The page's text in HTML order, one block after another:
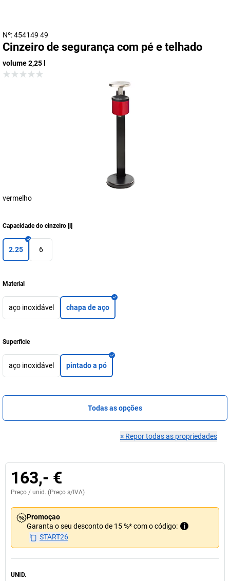
Nº: 454149 49
Cinzeiro de segurança com pé e telhado
volume 2,25 l
vermelho
Capacidade do cinzeiro [ ]
2.25 6
Material
aço inoxidável chapa de aço
Superfície
aço inoxidável pintado a pó
Todas as opções
× Repor todas as propriedades
163,- €
Preço / unid. (Preço s/IVA)
Promoçao
Garanta o seu desconto de 15 %* com o código:
i
START26
UNID.